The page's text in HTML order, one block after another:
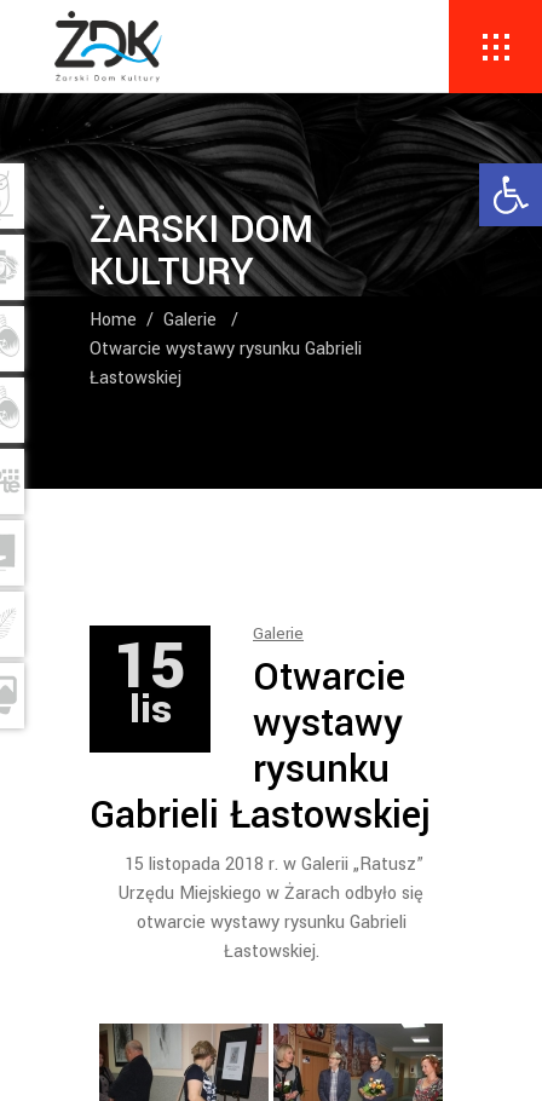
ŻARSKI DOM
KULTURY
Home / Galerie
/
Otwarcie wystawy rysunku Gabrieli
Łastowskiej
15
lis
Galerie
Otwarcie
wystawy
rysunku
Gabrieli Łastowskiej
15 listopada 2018 r. w Galerii „Ratusz”
Urzędu Miejskiego w Żarach odbyło się
otwarcie wystawy rysunku Gabrieli
Łastowskiej.